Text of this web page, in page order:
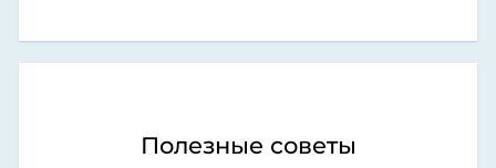
Полезные советы